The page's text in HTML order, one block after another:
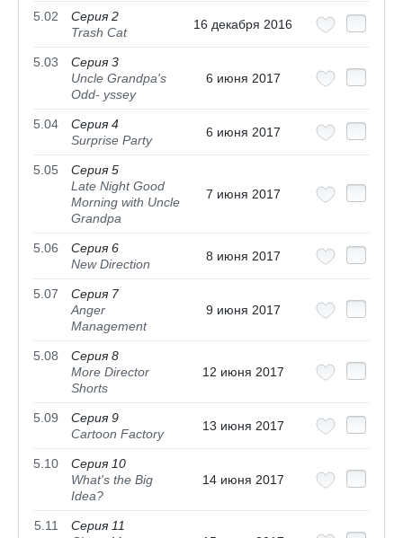
5.02
Серия 2
Trash Cat
16 декабря 2016
5.03
Серия 3
Uncle Grandpa's
Odd- yssey
6 июня 2017
5.04
Серия 4
Surprise Party
6 июня 2017
5.05
Серия 5
Late Night Good
Morning with Uncle
Grandpa
7 июня 2017
5.06
Серия 6
New Direction
8 июня 2017
5.07
Серия 7
Anger
Management
9 июня 2017
5.08
Серия 8
More Director
Shorts
12 июня 2017
5.09
Серия 9
Cartoon Factory
13 июня 2017
5.10
Серия 10
What's the Big
Idea?
14 июня 2017
5.11
Серия 11